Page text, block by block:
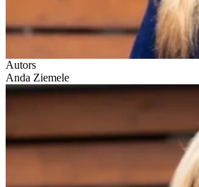
Autors
Anda Ziemele